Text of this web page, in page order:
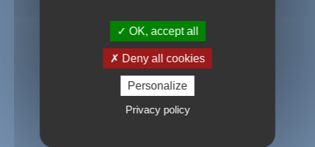
OK, accept all
Deny all cookies
Personalize
Privacy policy